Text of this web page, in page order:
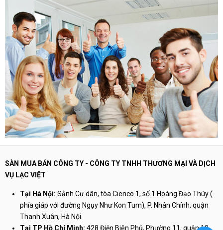
SÀN MUA BÁN CÔNG TY - CÔNG TY TNHH THƯƠNG MẠI VÀ DỊCH
VỤ LẠC VIỆT
Tại Hà Nội: Sảnh Cư dân, tòa Cienco 1, số 1 Hoàng Đạo Thúy (
phía giáp với đường Ngụy Như Kon Tum), P. Nhân Chính, quận
Thanh Xuân, Hà Nội.
Tại TP Hồ Chí Minh: 428 Điện Biên Phủ, Phường 11, quận 10,